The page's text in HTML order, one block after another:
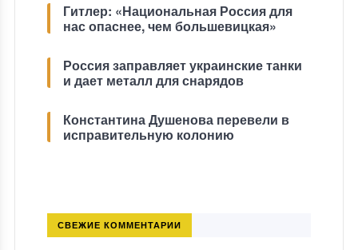
Гитлер: «Национальная Россия для
нас опаснее, чем большевицкая»
Россия заправляет украинские танки
и дает металл для снарядов
Константина Душенова перевели в
исправительную колонию
СВЕЖИЕ КОММЕНТАРИИ